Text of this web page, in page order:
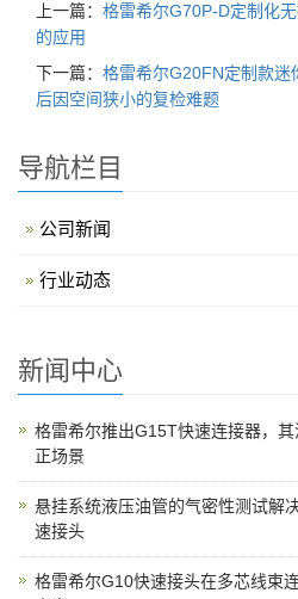
上一篇： 格雷希尔G70P-D定制化
的应用
下一篇： 格雷希尔G20FN定制款迷
后因空间狭小的复检难题
导航栏目
公司新闻
行业动态
新闻中心
格雷希尔推出G15T快速连接器，
正场景
悬挂系统液压油管的气密性测试解
速接头
格雷希尔G10快速接头在多芯线束